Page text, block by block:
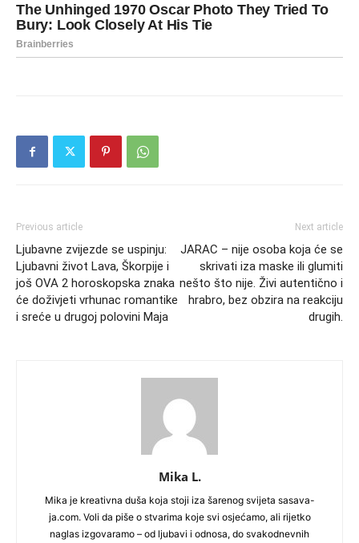
Previous article
Ljubavne zvijezde se uspinju:
Ljubavni život Lava, Škorpije i
još OVA 2 horoskopska znaka
će doživjeti vrhunac romantike
i sreće u drugoj polovini Maja
Next article
JARAC – nije osoba koja će se
skrivati iza maske ili glumiti
nešto što nije. Živi autentično i
hrabro, bez obzira na reakciju
drugih.
Mika L.
Mika je kreativna duša koja stoji iza šarenog svijeta sasava-
ja.com. Voli da piše o stvarima koje svi osjećamo, ali rijetko
naglas izgovaramo – od ljubavi i odnosa, do svakodnevnih